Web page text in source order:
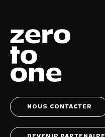
NOUS CONTACTER